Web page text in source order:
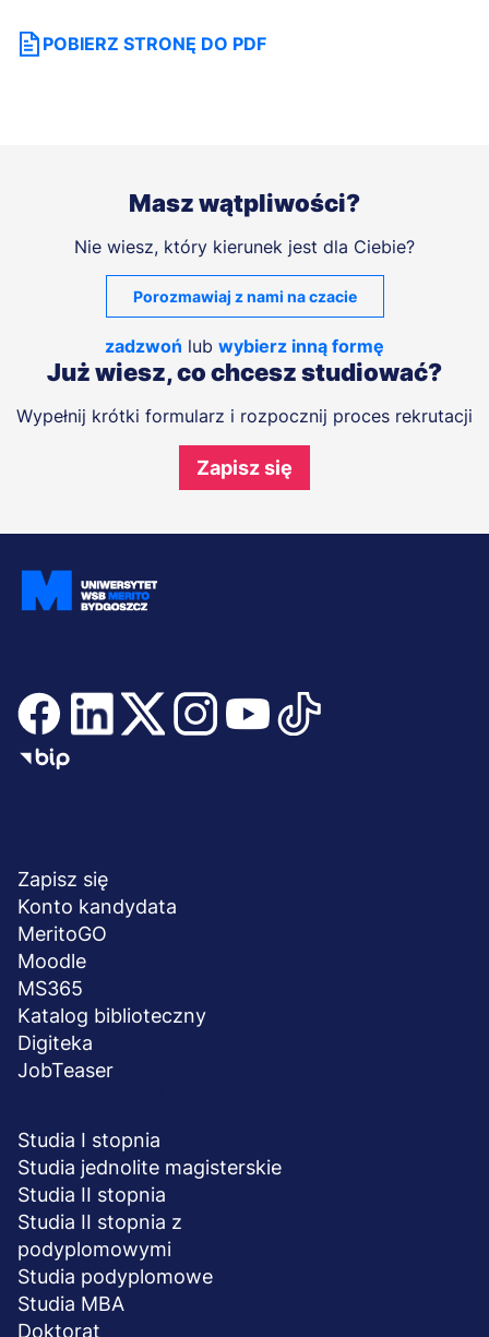
POBIERZ STRONĘ DO PDF
Masz wątpliwości?
Nie wiesz, który kierunek jest dla Ciebie?
Porozmawiaj z nami na czacie
zadzwoń lub wybierz inną formę
Już wiesz, co chcesz studiować?
Wypełnij krótki formularz i rozpocznij proces rekrutacji
Zapisz się
stopka
Zapisz się
Konto kandydata
MeritoGO
Moodle
MS365
Katalog biblioteczny
Digiteka
JobTeaser
Studia I stopnia
Studia jednolite magisterskie
Studia II stopnia
Studia II stopnia z
podyplomowymi
Studia podyplomowe
Studia MBA
Doktorat